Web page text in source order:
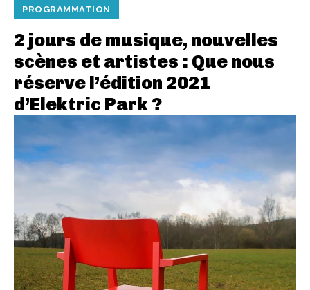
PROGRAMMATION
2 jours de musique, nouvelles
scènes et artistes : Que nous
réserve l’édition 2021
d’Elektric Park ?